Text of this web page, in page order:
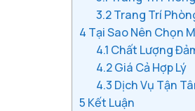
3.2Trang Trí
4 Tại Sao Nên Chọn
4.1 Chất Lượng
4.2Giá Cả Hợp Lý
4.3 Dịch Vụ Tận
5 Kết Luận